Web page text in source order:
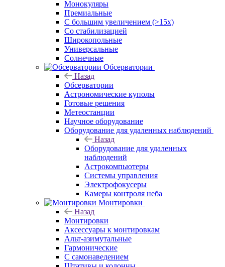
Монокуляры
Премиальные
С большим увеличением (>15x)
Со стабилизацией
Широкопольные
Универсальные
Солнечные
Обсерватории
Назад
Обсерватории
Астрономические куполы
Готовые решения
Метеостанции
Научное оборудование
Оборудование для удаленных наблюдений
Назад
Оборудование для удаленных
наблюдений
Астрокомпьютеры
Системы управления
Электрофокусеры
Камеры контроля неба
Монтировки
Назад
Монтировки
Аксессуары к монтировкам
Альт-азимутальные
Гармонические
С самонаведением